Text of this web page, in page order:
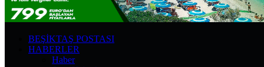
BEŞIKTAŞ POSTASI
HABERLER
Haber